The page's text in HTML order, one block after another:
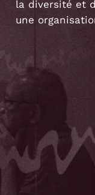
la diversité et
une